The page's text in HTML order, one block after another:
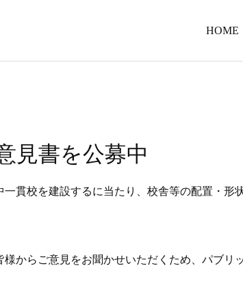
HOME
見書を公募中
貫校を建設するに当たり、校舎等の配置・形
からご意見をお聞かせいただくため、パブリ